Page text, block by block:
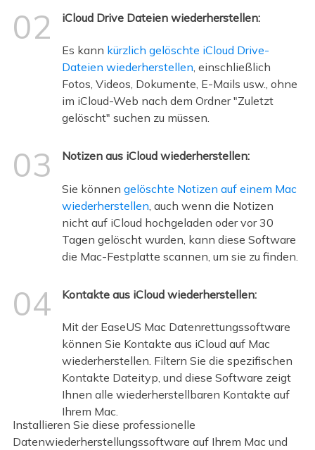
02 iCloud Drive Dateien wiederherstellen:
Es kann kürzlich gelöschte iCloud Drive-
Dateien wiederherstellen, einschließlich
Fotos, Videos, Dokumente, E-Mails usw., ohne
im iCloud-Web nach dem Ordner "Zuletzt
gelöscht" suchen zu müssen.
03 Notizen aus iCloud wiederherstellen:
Sie können gelöschte Notizen auf einem Mac
wiederherstellen , auch wenn die Notizen
nicht auf iCloud hochgeladen oder vor 30
Tagen gelöscht wurden, kann diese Software
die Mac-Festplatte scannen, um sie zu finden.
04 Kontakte aus iCloud wiederherstellen:
Mit der EaseUS Mac Datenrettungssoftware
können Sie Kontakte aus iCloud auf Mac
wiederherstellen. Filtern Sie die spezifischen
Kontakte Dateityp, und diese Software zeigt
Ihnen alle wiederherstellbaren Kontakte auf
Ihrem Mac.
Installieren Sie diese professionelle
Datenwiederherstellungssoftware auf Ihrem Mac und